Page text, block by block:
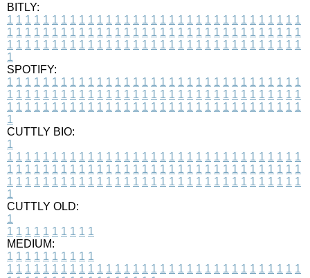
BITLY:
1 1 1 1 1 1 1 1 1 1 1 1 1 1 1 1 1 1 1 1 1 1 1 1 1 1 1 1 1 1 1 1 1
1 1 1 1 1 1 1 1 1 1 1 1 1 1 1 1 1 1 1 1 1 1 1 1 1 1 1 1 1 1 1 1 1
1 1 1 1 1 1 1 1 1 1 1 1 1 1 1 1 1 1 1 1 1 1 1 1 1 1 1 1 1 1 1 1 1
1
SPOTIFY:
1 1 1 1 1 1 1 1 1 1 1 1 1 1 1 1 1 1 1 1 1 1 1 1 1 1 1 1 1 1 1 1 1
1 1 1 1 1 1 1 1 1 1 1 1 1 1 1 1 1 1 1 1 1 1 1 1 1 1 1 1 1 1 1 1 1
1 1 1 1 1 1 1 1 1 1 1 1 1 1 1 1 1 1 1 1 1 1 1 1 1 1 1 1 1 1 1 1 1
1
CUTTLY BIO:
1
1 1 1 1 1 1 1 1 1 1 1 1 1 1 1 1 1 1 1 1 1 1 1 1 1 1 1 1 1 1 1 1 1
1 1 1 1 1 1 1 1 1 1 1 1 1 1 1 1 1 1 1 1 1 1 1 1 1 1 1 1 1 1 1 1 1
1 1 1 1 1 1 1 1 1 1 1 1 1 1 1 1 1 1 1 1 1 1 1 1 1 1 1 1 1 1 1 1 1
1
CUTTLY OLD:
1
1 1 1 1 1 1 1 1 1 1
MEDIUM:
1 1 1 1 1 1 1 1 1 1
1 1 1 1 1 1 1 1 1 1 1 1 1 1 1 1 1 1 1 1 1 1 1 1 1 1 1 1 1 1 1 1 1